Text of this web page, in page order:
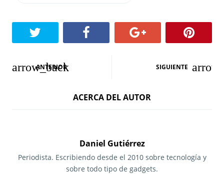
N
a
ANTERIOR SIGUIENTE
ACERCA DEL AUTOR
Daniel Gutiérrez
Periodista. Escribiendo desde el 2010 sobre tecnología y
sobre todo tipo de gadgets.